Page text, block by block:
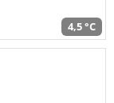
4,5 °C